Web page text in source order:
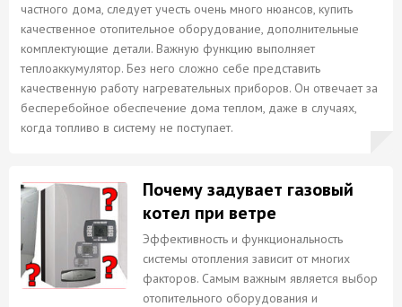
частного дома, следует учесть очень много нюансов, купить
качественное отопительное оборудование, дополнительные
комплектующие детали. Важную функцию выполняет
теплоаккумулятор. Без него сложно себе представить
качественную работу нагревательных приборов. Он отвечает за
бесперебойное обеспечение дома теплом, даже в случаях,
когда топливо в систему не поступает.
Почему задувает газовый
котел при ветре
Эффективность и функциональность
системы отопления зависит от многих
факторов. Самым важным является выбор
отопительного оборудования и